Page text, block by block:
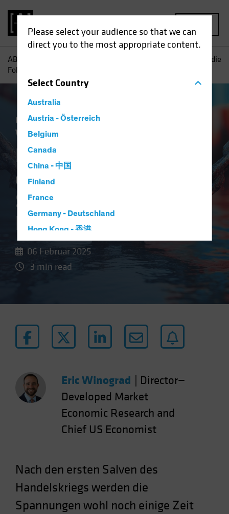
Please select your audience so that we can
direct you to the most appropriate content.
SelectCountry
Australia
Austria - Österreich
Belgium
Canada
China - 中国
Finland
France
Germany - Deutschland
Hong Kong - 香港
Luxembourg and Other EMEA
Netherlands
Norway
Other Asia-Pacific
Poland
Singapore
Spain
Sweden
AB
Ein erster Blick auf die
Folgen von Strafzöllen und Handelskrieg
Gesetzliche Auflagen
Wirtschaft
Ein erster Blick auf
die Folgen von
Strafzöllen und
Handelskrieg
06 Februar 2025
3 min read
Eric Winograd
Director—
Developed Market
Economic Research and
Chief US Economist
Nach den ersten Salven des
Handelskriegs werden die
Spannungen wohl noch einige Zeit